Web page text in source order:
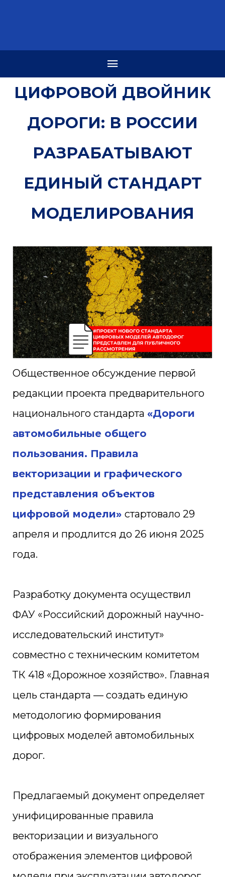
ЦИФРОВОЙ ДВОЙНИК
ДОРОГИ: В РОССИИ
РАЗРАБАТЫВАЮТ
ЕДИНЫЙ СТАНДАРТ
МОДЕЛИРОВАНИЯ
Общественное обсуждение первой
редакции проекта предварительного
национального стандарта «Дороги
автомобильные общего
пользования. Правила
векторизации и графического
представления объектов
цифровой модели» стартовало 29
апреля и продлится до 26 июня 2025
года.
Разработку документа осуществил
ФАУ «Российский дорожный научно-
исследовательский институт»
совместно с техническим комитетом
ТК 418 «Дорожное хозяйство». Главная
цель стандарта — создать единую
методологию формирования
цифровых моделей автомобильных
дорог.
Предлагаемый документ определяет
унифицированные правила
векторизации и визуального
отображения элементов цифровой